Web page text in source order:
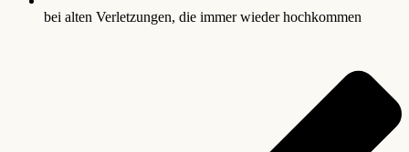
bei alten Verletzungen, die immer wieder hochkommen